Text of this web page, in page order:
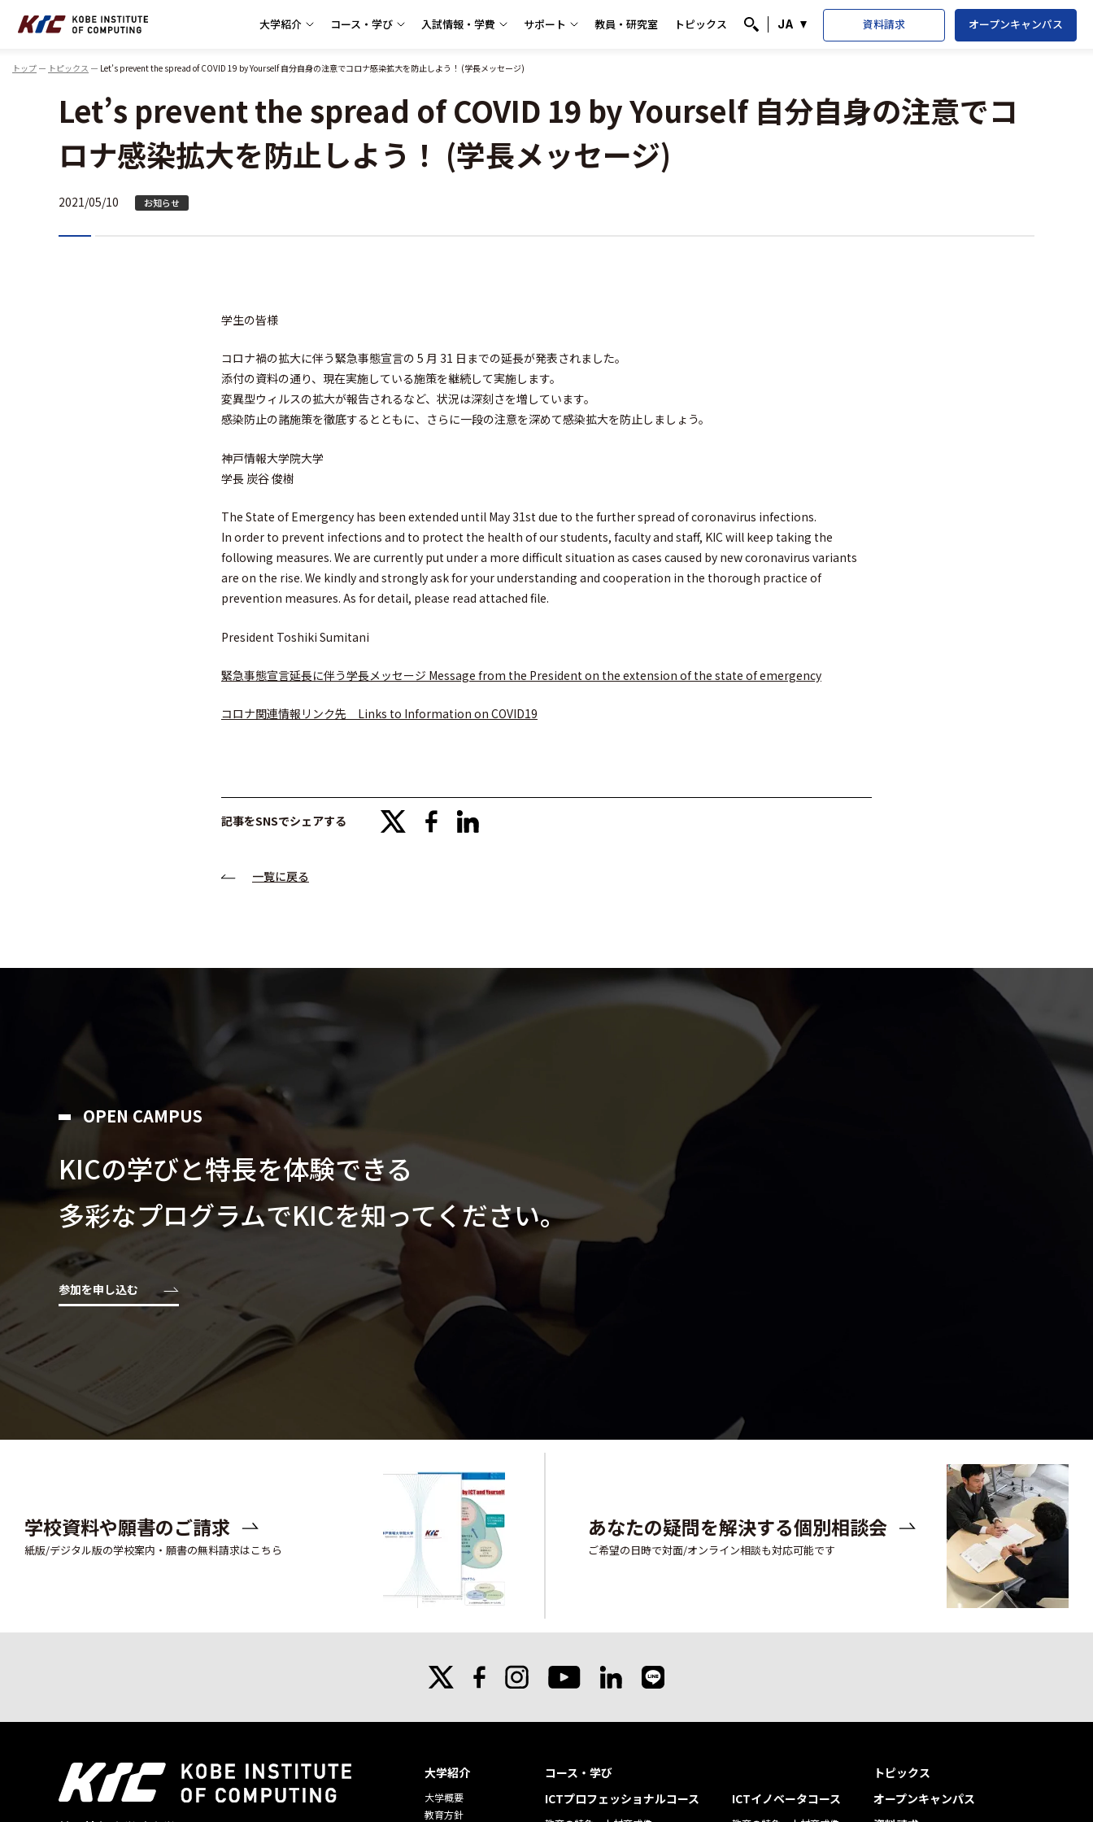
大学紹介 コース・学び 入試情報・学費 サポート 教員・研究室 トピックス 検索
JA 資料請求 オープンキャンパス
トップ トピックス Let’s prevent the spread of COVID 19 by Yourself 自分自身の注意でコロナ感染拡大を防止しよう！ (学長メッセージ)
Let’s prevent the spread of COVID 19 by Yourself 自分自身の注意でコ
ロナ感染拡大を防止しよう！ (学長メッセージ)
2021/05/10 お知らせ
学生の皆様
コロナ禍の拡大に伴う緊急事態宣言の 5 月 31 日までの延長が発表されました。
添付の資料の通り、現在実施している施策を継続して実施します。
変異型ウィルスの拡大が報告されるなど、状況は深刻さを増しています。
感染防止の諸施策を徹底するとともに、さらに一段の注意を深めて感染拡大を防止しましょう。
神戸情報大学院大学
学長 炭谷 俊樹
The State of Emergency has been extended until May 31st due to the further spread of coronavirus infections.
In order to prevent infections and to protect the health of our students, faculty and staff, KIC will keep taking the
following measures. We are currently put under a more difficult situation as cases caused by new coronavirus variants
are on the rise. We kindly and strongly ask for your understanding and cooperation in the thorough practice of
prevention measures. As for detail, please read attached file.
President Toshiki Sumitani
緊急事態宣言延長に伴う学長メッセージ Message from the President on the extension of the state of emergency
コロナ関連情報リンク先 Links to Information on COVID19
記事をSNSでシェアする facebook
一覧に戻る
OPEN CAMPUS
KICの学びと特⻑を体験できる
多彩なプログラムでKICを知ってください。
参加を申し込む
学校資料や願書のご請求
紙版/デジタル版の学校案内・願書の無料請求はこちら
あなたの疑問を解決する個別相談会
ご希望の日時で対面/オンライン相談も対応可能です
facebook instagram
youtube
linkedin
大学紹介
大学概要
教育方針
コース・学び
ICTプロフェッショナルコース
ICTイノベータコース
トピックス
オープンキャンパス